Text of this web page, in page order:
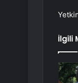
İlgili